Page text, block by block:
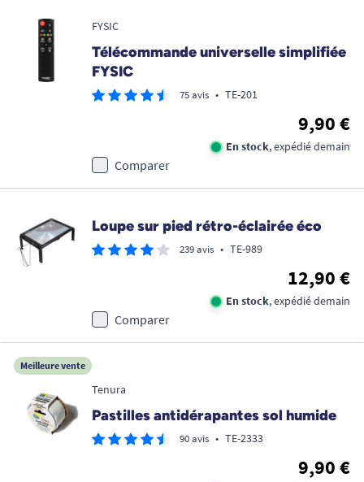
FYSIC
Télécommande universelle simplifiée
FYSIC
75 avis • TE-201
9,90 €
En stock, expédié demain
Comparer
Loupe sur pied rétro-éclairée éco
239 avis • TE-989
12,90 €
En stock, expédié demain
Comparer
Meilleure vente
Tenura
Pastilles antidérapantes sol humide
90 avis • TE-2333
9,90 €